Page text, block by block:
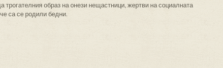
образ на онези нещастници, жертви на социалната
са се родили бедни.